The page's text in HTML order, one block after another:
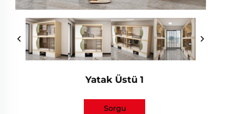
Yatak Üstü 1
Sorgu